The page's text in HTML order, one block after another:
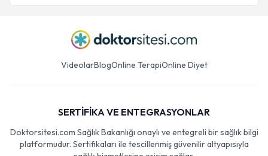
VideolarBlogOnline TerapiOnline Diyet
SERTİFİKA VE ENTEGRASYONLAR
Doktorsitesi.com Sağlık Bakanlığı onaylı ve entegreli bir sağlık bilgi
platformudur. Sertifikaları ile tescillenmiş güvenilir altyapısıyla